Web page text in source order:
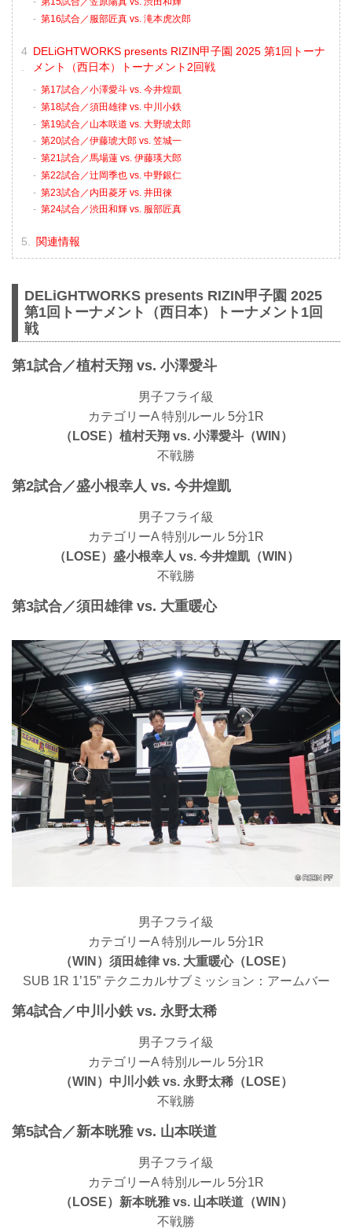
第16試合／服部匠真 vs. 滝本虎次郎
DELiGHTWORKS presents RIZIN甲子園 2025 第1回トーナ
メント（西日本）トーナメント2回戦
第17試合／小澤愛斗 vs. 今井煌凱
第18試合／須田雄律 vs. 中川小鉄
第19試合／山本咲道 vs. 大野琥太郎
第20試合／伊藤琥大郎 vs. 笠城一
第21試合／馬場蓮 vs. 伊藤瑛大郎
第22試合／辻岡季也 vs. 中野銀仁
第23試合／内田菱牙 vs. 井田徠
第24試合／渋田和輝 vs. 服部匠真
関連情報
DELiGHTWORKS presents RIZIN甲子園 2025
第1回トーナメント（西日本）トーナメント1回
戦
第1試合／植村天翔 vs. 小澤愛斗
男子フライ級
カテゴリーA 特別ルール 5分1R
（LOSE）植村天翔 vs. 小澤愛斗（WIN）
不戦勝
第2試合／盛小根幸人 vs. 今井煌凱
男子フライ級
カテゴリーA 特別ルール 5分1R
（LOSE）盛小根幸人 vs. 今井煌凱（WIN）
不戦勝
第3試合／須田雄律 vs. 大重暖心
男子フライ級
カテゴリーA 特別ルール 5分1R
（WIN）須田雄律 vs. 大重暖心（LOSE）
SUB 1R 1’15” テクニカルサブミッション：アームバー
第4試合／中川小鉄 vs. 永野太稀
男子フライ級
カテゴリーA 特別ルール 5分1R
（WIN）中川小鉄 vs. 永野太稀（LOSE）
不戦勝
第5試合／新本晄雅 vs. 山本咲道
男子フライ級
カテゴリーA 特別ルール 5分1R
（LOSE）新本晄雅 vs. 山本咲道（WIN）
不戦勝